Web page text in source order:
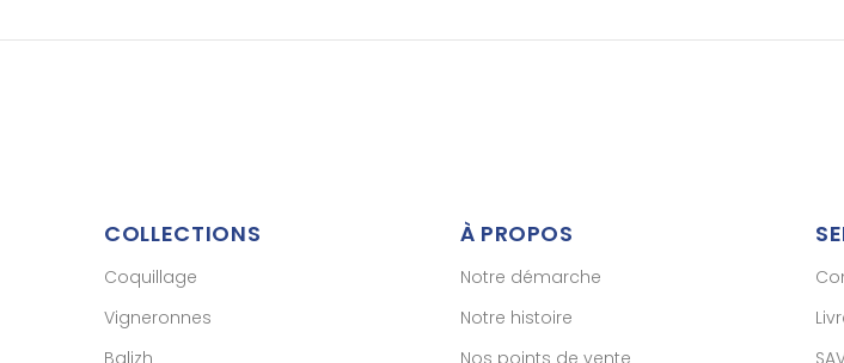
COLLECTIONS
Coquillage
Vigneronnes
Balizh
À PROPOS
Notre démarche
Notre histoire
Nos points de vente